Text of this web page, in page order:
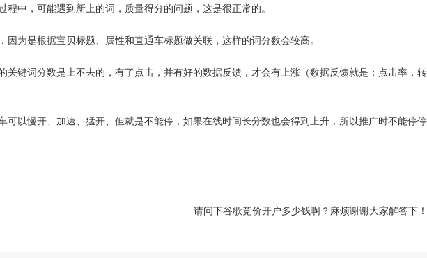
中，可能遇到新上的词，质量得分的问题，这是很正常的。
为是根据宝贝标题、属性和直通车标题做关联，这样的词分数会较高。
关键词分数是上不去的，有了点击，并有好的数据反馈，才会有上涨（数据反馈就是：点击率，
可以慢开、加速、猛开、但就是不能停，如果在线时间长分数也会得到上升，所以推广时不能停
请问下谷歌竞价开户多少钱啊？麻烦谢谢大家解答下！